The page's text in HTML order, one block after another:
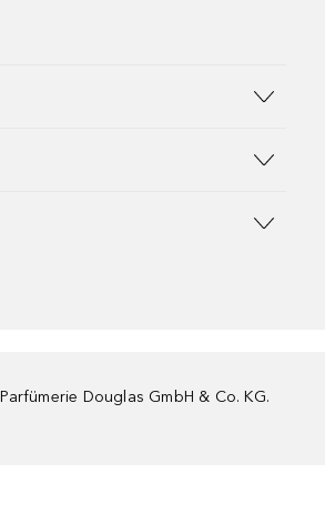
Parfümerie Douglas GmbH & Co. KG.